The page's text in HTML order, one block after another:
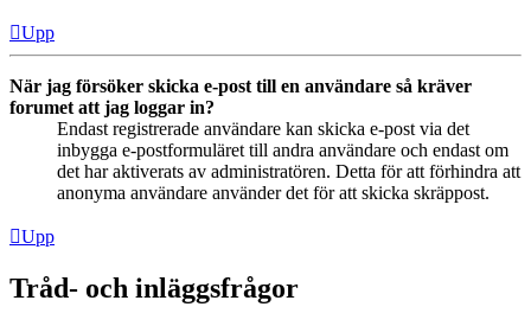
Upp
När jag försöker skicka e-post till en användare så kräver
forumet att jag loggar in?
Endast registrerade användare kan skicka e-post via det
inbygga e-postformuläret till andra användare och endast om
det har aktiverats av administratören. Detta för att förhindra att
anonyma användare använder det för att skicka skräppost.
Upp
Tråd- och inläggsfrågor